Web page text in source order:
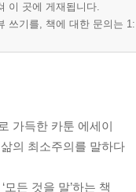
이 곳에 게재됩니다.
쓰기를, 책에 대한 문의는
가득한 카툰 에세이
의 최소주의를 말하다
모든 것을 말’하는 책